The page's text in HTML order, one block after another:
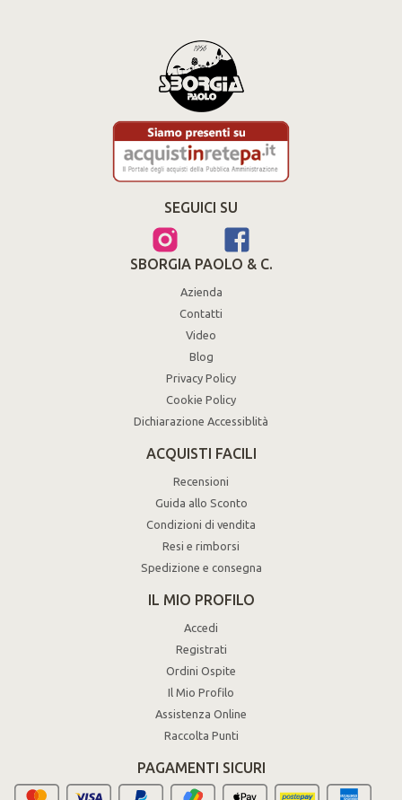
SEGUICI SU
SBORGIA PAOLO & C.
Azienda
Contatti
Video
Blog
Privacy Policy
Cookie Policy
Dichiarazione Accessiblità
ACQUISTI FACILI
Recensioni
Guida allo Sconto
Condizioni di vendita
Resi e rimborsi
Spedizione e consegna
IL MIO PROFILO
Accedi
Registrati
Ordini Ospite
Il Mio Profilo
Assistenza Online
Raccolta Punti
PAGAMENTI SICURI